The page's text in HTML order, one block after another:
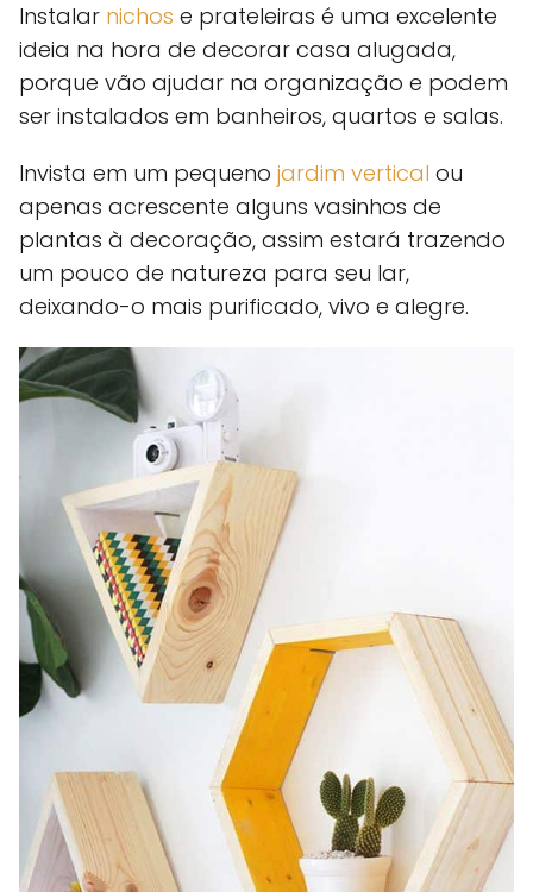
Instalar nichos e prateleiras é uma excelente
ideia na hora de decorar casa alugada,
porque vão ajudar na organização e podem
ser instalados em banheiros, quartos e salas.
Invista em um pequeno jardim vertical ou
apenas acrescente alguns vasinhos de
plantas à decoração, assim estará trazendo
um pouco de natureza para seu lar,
deixando-o mais purificado, vivo e alegre.